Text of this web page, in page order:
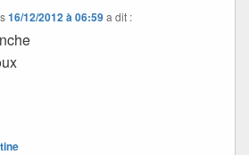
16/12/2012 à 06:59 a dit :